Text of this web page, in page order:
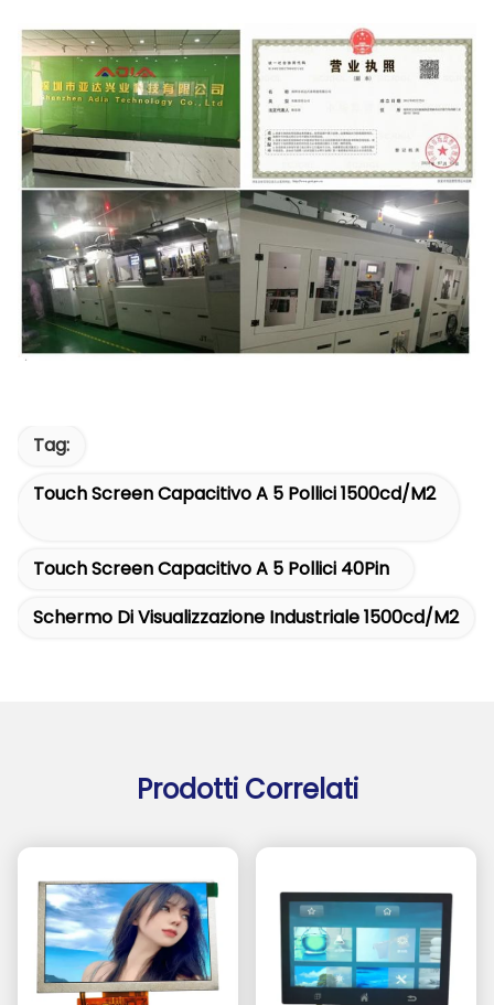
Tag:
Touch Screen Capacitivo A 5 Pollici 1500cd/m2
Touch Screen Capacitivo A 5 Pollici 40Pin
Schermo Di Visualizzazione Industriale 1500cd/m2
Prodotti Correlati